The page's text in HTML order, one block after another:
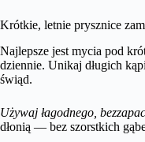
Krótkie, letnie prysznice
Najlepsze jest mycia pod
dziennie. Unikaj długich
świąd.
Używaj łagodnego,
dłonią — bez szorstkich